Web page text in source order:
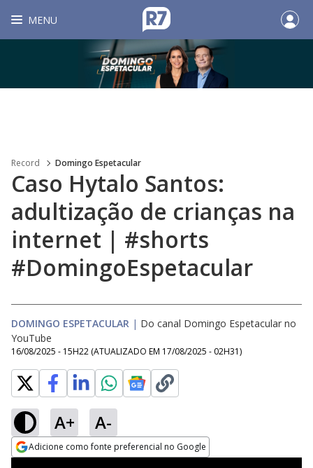
MENU
Record Domingo Espetacular
Caso Hytalo Santos:
adultização de crianças na
internet | #shorts
#DomingoEspetacular
DOMINGO ESPETACULAR | Do canal Domingo Espetacular no
YouTube
16/08/2025 - 15H22 (ATUALIZADO EM 17/08/2025 - 02H31)
A+ A-
Adicione como fonte preferencial no Google